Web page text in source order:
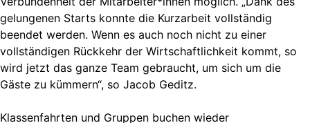
gelungenen Starts konnte die Kurzarbeit vollständig
beendet werden. Wenn es auch noch nicht zu einer
vollständigen Rückkehr der Wirtschaftlichkeit kommt, so
wird jetzt das ganze Team gebraucht, um sich um die
Gäste zu kümmern“, so Jacob Geditz.
Klassenfahrten und Gruppen buchen wieder